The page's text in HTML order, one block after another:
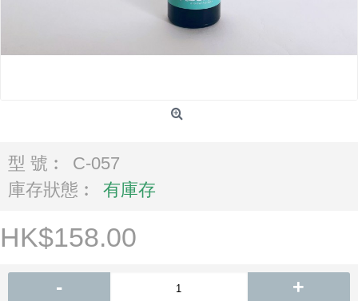
型 號︰
C-057
庫存狀態︰
有庫存
HK$158.00
- +